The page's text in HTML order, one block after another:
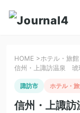
HOME >ホテル・旅館
信州・上諏訪温泉 琥
諏訪市 ホテル・
信州・上諏